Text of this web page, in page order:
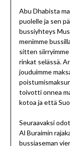
Abu Dhabista
puolelle ja sen
bussiyhteys
menimme
sitten siirryimme
rinkat selässä.
jouduimme
toivotti onnea
kotoa ja että
Seuraavaksi
Al Buraimin
bussiaseman